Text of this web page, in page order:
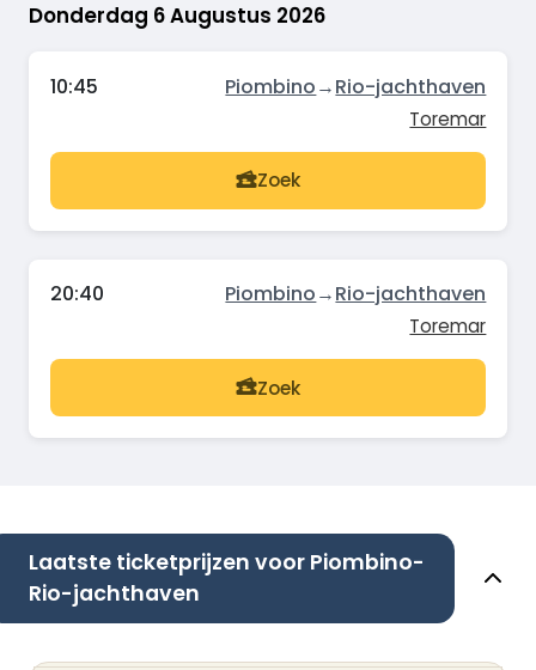
Donderdag 6 Augustus 2026
10:45 Piombino→Rio-jachthaven
Toremar
Zoek
20:40 Piombino→Rio-jachthaven
Toremar
Zoek
Laatste ticketprijzen voor Piombino-
Rio-jachthaven